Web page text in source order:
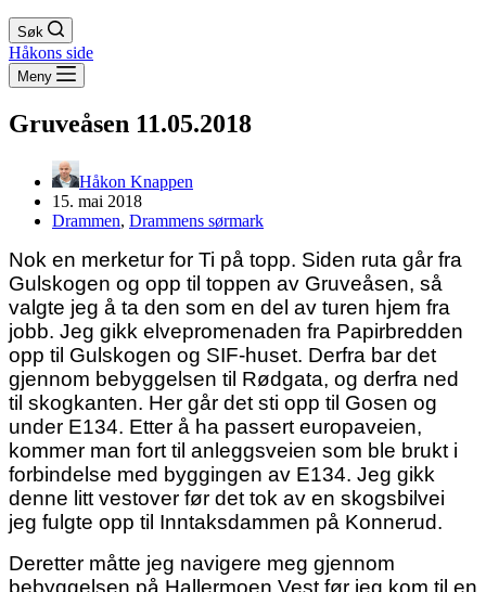
Søk
Håkons side
Meny
Gruveåsen 11.05.2018
Håkon Knappen
15. mai 2018
Drammen, Drammens sørmark
Nok en merketur for Ti på topp. Siden ruta går fra
Gulskogen og opp til toppen av Gruveåsen, så
valgte jeg å ta den som en del av turen hjem fra
jobb. Jeg gikk elvepromenaden fra Papirbredden
opp til Gulskogen og SIF-huset. Derfra bar det
gjennom bebyggelsen til Rødgata, og derfra ned
til skogkanten. Her går det sti opp til Gosen og
under E134. Etter å ha passert europaveien,
kommer man fort til anleggsveien som ble brukt i
forbindelse med byggingen av E134. Jeg gikk
denne litt vestover før det tok av en skogsbilvei
jeg fulgte opp til Inntaksdammen på Konnerud.
Deretter måtte jeg navigere meg gjennom
bebyggelsen på Hallermoen Vest før jeg kom til en